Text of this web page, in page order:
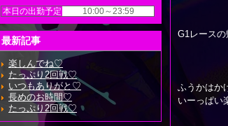
本日の出勤予定 10:00～23:59
最新記事
楽しんでね♡
たっぷり2回戦♡
いつもありがと♡
長めのお時間♡
たっぷり2回戦♡
G1レース
ふうかはか
いーっぱい